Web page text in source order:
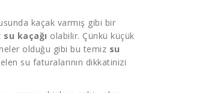
kaçak varmış gibi bir
su kaçağı olabilir. Çünkü küçük
olduğu gibi bu temiz su
su faturalarının dikkatinizi